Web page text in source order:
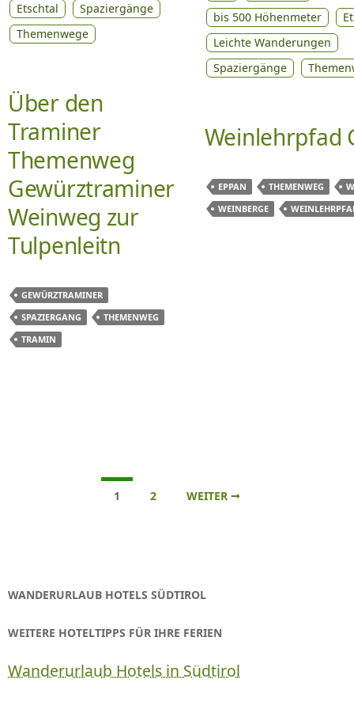
Etschtal
Spaziergänge
Themenwege
Über den
Traminer
Themenweg
Gewürztraminer
Weinweg zur
Tulpenleitn
GEWÜRZTRAMINER
SPAZIERGANG
THEMENWEG
TRAMIN
bis 500 Höhenmeter
Leichte Wanderungen
Spaziergänge
Weinlehrpfad
EPPAN THEMENWEG
WEINBERGE
1 2 WEITER →
WANDERURLAUB HOTELS SÜDTIROL
WEITERE HOTELTIPPS FÜR IHRE FERIEN
Wanderurlaub Hotels in Südtirol